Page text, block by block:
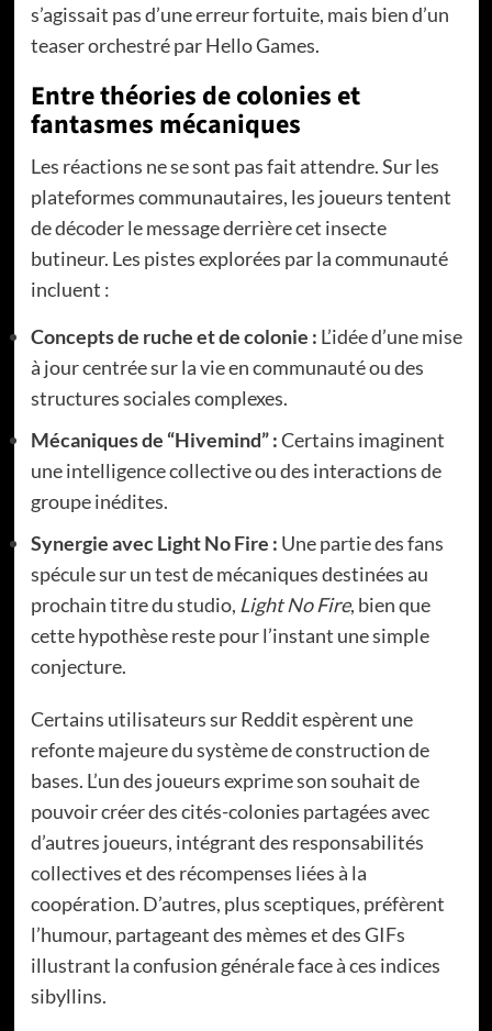
s’agissait pas d’une erreur fortuite, mais bien d’un
teaser orchestré par Hello Games.
Entre théories de colonies et
fantasmes mécaniques
Les réactions ne se sont pas fait attendre. Sur les
plateformes communautaires, les joueurs tentent
de décoder le message derrière cet insecte
butineur. Les pistes explorées par la communauté
incluent :
Concepts de ruche et de colonie : L’idée d’une mise
à jour centrée sur la vie en communauté ou des
structures sociales complexes.
Mécaniques de “Hivemind” :Certains imaginent
une intelligence collective ou des interactions de
groupe inédites.
Synergie avec Light No Fire : Une partie des fans
spécule sur un test de mécaniques destinées au
prochain titre du studio, Light No Fire, bien que
cette hypothèse reste pour l’instant une simple
conjecture.
Certains utilisateurs sur Reddit espèrent une
refonte majeure du système de construction de
bases. L’un des joueurs exprime son souhait de
pouvoir créer des cités-colonies partagées avec
d’autres joueurs, intégrant des responsabilités
collectives et des récompenses liées à la
coopération. D’autres, plus sceptiques, préfèrent
l’humour, partageant des mèmes et des GIFs
illustrant la confusion générale face à ces indices
sibyllins.